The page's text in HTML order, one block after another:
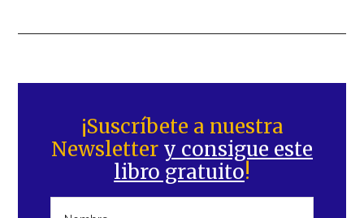
lateral
principal
¡Suscríbete a nuestra
Newsletter y consigue este
libro gratuito!